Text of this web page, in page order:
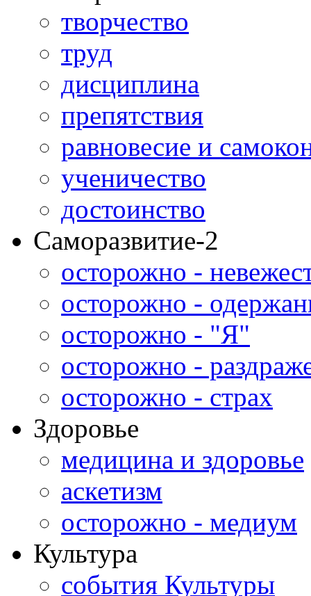
творчество
труд
дисциплина
препятствия
равновесие и
ученичество
достоинство
Саморазвитие-2
осторожно -
осторожно -
осторожно - "Я"
осторожно -
осторожно - страх
Здоровье
медицина и здоровье
аскетизм
осторожно - медиум
Культура
события Культуры